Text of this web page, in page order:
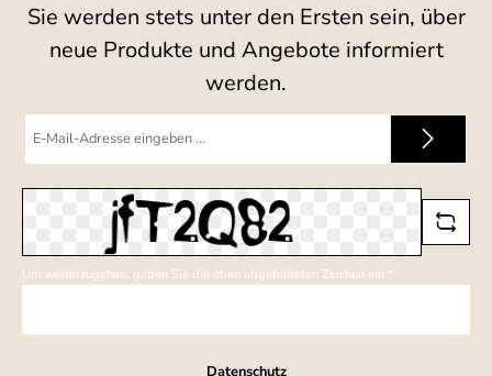
Sie werden stets unter den Ersten sein, über
neue Produkte und Angebote informiert
werden.
Mail-
Um weiterzugehen, geben Sie die oben abgebildeten Zeichen ein *
Datenschutz